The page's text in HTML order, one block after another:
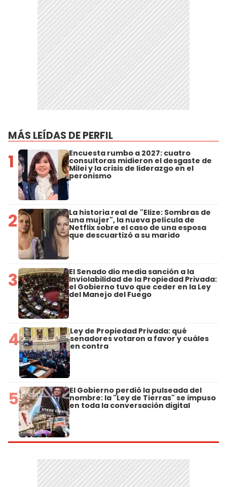
MÁS LEÍDAS DE PERFIL
1 Encuesta rumbo a 2027: cuatro
consultoras midieron el desgaste de
Milei y la crisis de liderazgo en el
peronismo
2 La historia real de "Elize: Sombras de
una mujer", la nueva película de
Netflix sobre el caso de una esposa
que descuartizó a su marido
3 El Senado dio media sanción a la
Inviolabilidad de la Propiedad Privada:
el Gobierno tuvo que ceder en la Ley
del Manejo del Fuego
4 Ley de Propiedad Privada: qué
senadores votaron a favor y cuáles
en contra
5 El Gobierno perdió la pulseada del
nombre: la "Ley de Tierras" se impuso
en toda la conversación digital